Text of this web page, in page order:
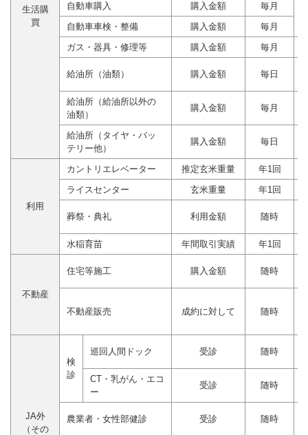
生活購
買
自動車購入
購入金額
毎月
自動車車検・整備
購入金額
毎月
ガス・器具・修理等
購入金額 毎月
給油所（油類） 購入金額 毎日
給油所（給油所以外の
油類）
購入金額 毎月
給油所（タイヤ・バッ
テリー他）
購入金額 毎日
利用
カントリエレベーター 推定玄米重量 年1回
ライスセンター
玄米重量 年1回
葬祭・典礼 利用金額 随時
水稲育苗
年間取引実績 年1回
不動産
住宅等施工 購入金額 随時
不動産販売 成約に対して 随時
JA外
（その
検
診
巡回人間ドック 受診 随時
CT・乳がん・エコ
ー
受診 随時
農業者・女性部健診 受診 随時